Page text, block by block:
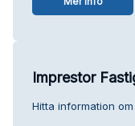
Imprestor
Hitta information